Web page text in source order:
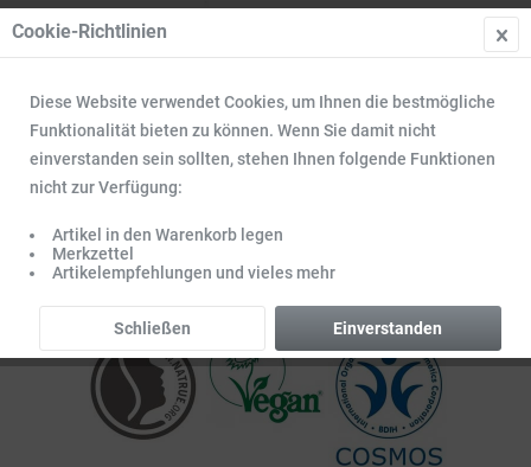
Cookie-Richtlinien
Diese Website verwendet Cookies, um Ihnen die bestmögliche
Funktionalität bieten zu können. Wenn Sie damit nicht
einverstanden sein sollten, stehen Ihnen folgende Funktionen
nicht zur Verfügung:
Artikel in den Warenkorb legen
Merkzettel
Artikelempfehlungen und vieles mehr
Einverstanden
Schließen